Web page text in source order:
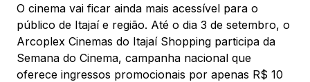
Comodidades Eventos Cinema
O cinema vai ficar ainda mais acessível para o
público de Itajaí e região. Até o dia 3 de setembro, o
Arcoplex Cinemas do Itajaí Shopping participa da
Semana do Cinema, campanha nacional que
oferece ingressos promocionais por apenas R$ 10